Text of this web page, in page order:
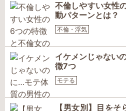
不倫しやすい女性
動パターンとは？
不倫・浮気
イケメンじゃない
徴7つ
モテる
【男女別】目を